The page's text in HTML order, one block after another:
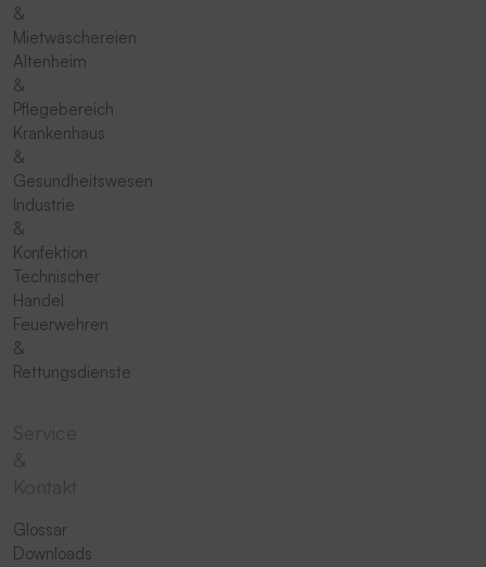
&
Mietwäschereien
Altenheim
&
Pflegebereich
Krankenhaus
&
Gesundheitswesen
Industrie
&
Konfektion
Technischer
Handel
Feuerwehren
&
Rettungsdienste
Glossar
Downloads